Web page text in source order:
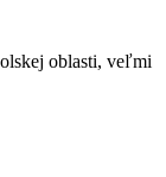
oblasti, veľmi